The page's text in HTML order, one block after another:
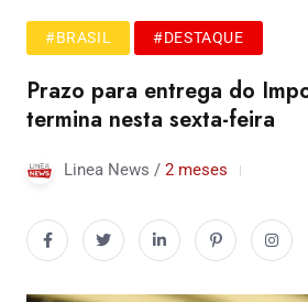
#BRASIL #DESTAQUE
Prazo para entrega do
termina nesta sexta-feira
Linea News / 2 meses